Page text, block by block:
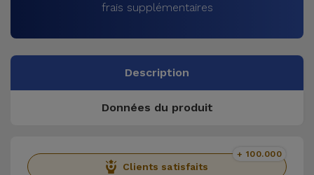
frais supplémentaires
Description
Données du produit
Clients satisfaits
+ 100.000